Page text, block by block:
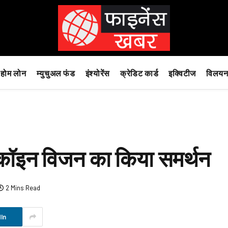
होम लोन म्युचुअल फंड इंश्योरेंस क्रेडिट कार्ड इक्विटीज
विजन का किया समर्थन
2 Mins Read